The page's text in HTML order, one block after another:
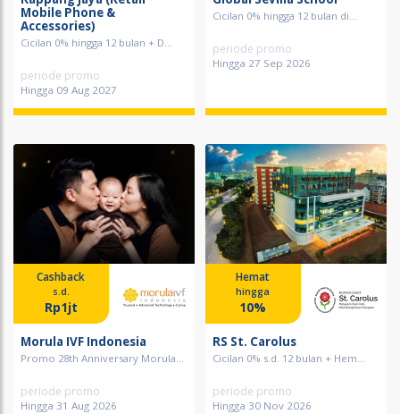
Mobile Phone &
Accessories)
Cicilan 0% hingga 12 bulan + D...
periode promo
Hingga 09 Aug 2027
Cicilan 0% hingga 12 bulan di...
periode promo
Hingga 27 Sep 2026
Cashback
s.d.
Rp1jt
Morula IVF Indonesia
Promo 28th Anniversary Morula...
periode promo
Hingga 31 Aug 2026
Hemat
hingga
10%
RS St. Carolus
Cicilan 0% s.d. 12 bulan + Hem...
periode promo
Hingga 30 Nov 2026